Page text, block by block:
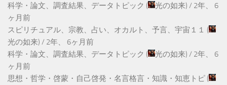
科学・論文、調査結果、データトピック ( 光の如来) / 2年、 6
ヶ月前
スピリチュアル、宗教、占い、オカルト、予言、宇宙１１ (
光の如来) / 2年、 6ヶ月前
科学・論文、調査結果、データトピック ( 光の如来) / 2年、 6
ヶ月前
思想・哲学・啓蒙・自己啓発・名言格言・知識・知恵トピ (